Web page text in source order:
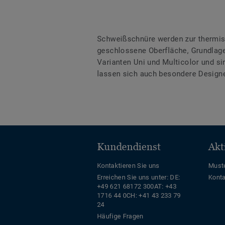
Schweißschnüre werden zur
geschlossene Oberfläche,
Varianten Uni und Multicolor und
lassen sich auch besondere
Kundendienst
Kontaktieren Sie uns
Erreichen Sie uns unter: DE:
+49 621 68172 300AT: +43
1716 44 0CH: +41 43 233 79
24
Häufige Fragen